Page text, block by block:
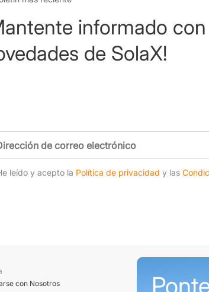
informado
de SolaX!
leído y acepto la Política de privacidad y las
con Nosotros